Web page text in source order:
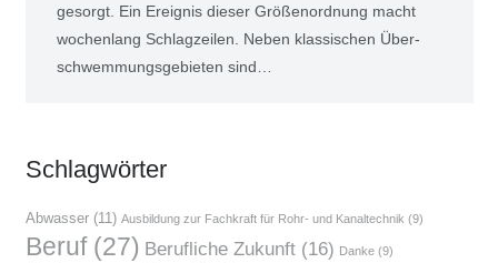
gesorgt. Ein Ereig­nis die­ser Grö­ßen­ord­nung macht
wochen­lang Schlag­zei­len. Neben klas­si­schen Über­
schwem­mungs­ge­bie­ten sind…
Schlag­wör­ter
Abwasser(11) Ausbildung zur Fachkraft für Rohr- und Kanaltechnik (9)
Beruf(27) Berufliche Zukunft(16) Danke(9)